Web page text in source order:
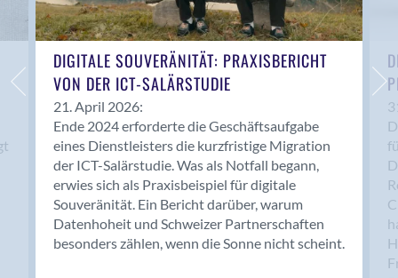
Biel/Bienne
Binningen
Birsfelden
Bolligen
Bonaduz
Bonstetten
Bottighofen
Bremgarten bei Bern
Brig-Glis
Bronschhofen
DIGITALE SOUVERÄNITÄT: PRAXISBERICHT
VON DER ICT-SALÄRSTUDIE
21. April 2026:
Ende 2024 erforderte die Geschäftsaufgabe
eines Dienstleisters die kurzfristige Migration
der ICT-Salärstudie. Was als Notfall begann,
erwies sich als Praxisbeispiel für digitale
Souveränität. Ein Bericht darüber, warum
Datenhoheit und Schweizer Partnerschaften
besonders zählen, wenn die Sonne nicht scheint.